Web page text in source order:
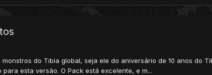
do Tibia global, seja ele do aniversário de 10 anos do
esta versão. O Pack está excelente, e m...